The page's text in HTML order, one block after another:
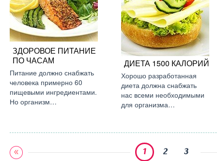
ЗДОРОВОЕ ПИТАНИЕ
ПО ЧАСАМ
Питание должно снабжать
человека примерно 60
пищевыми ингредиентами.
Но организм…
ДИЕТА 1500 КАЛОРИЙ
Хорошо разработанная
диета должна снабжать
нас всеми необходимыми
для организма…
1 2 3